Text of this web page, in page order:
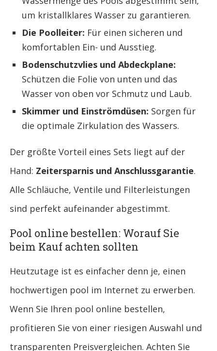
um kristallklares Wasser zu garantieren.
Die Poolleiter: Für einen sicheren und
komfortablen Ein- und Ausstieg.
Bodenschutzvlies und Abdeckplane:
Schützen die Folie von unten und das
Wasser von oben vor Schmutz und Laub.
Skimmer und Einströmdüsen: Sorgen für
die optimale Zirkulation des Wassers.
Der größte Vorteil eines Sets liegt auf der
Hand: Zeitersparnis und Anschlussgarantie.
Alle Schläuche, Ventile und Filterleistungen
sind perfekt aufeinander abgestimmt.
Pool online bestellen: Worauf Sie
beim Kauf achten sollten
Heutzutage ist es einfacher denn je, einen
hochwertigen pool im Internet zu erwerben.
Wenn Sie Ihren pool online bestellen,
profitieren Sie von einer riesigen Auswahl und
transparenten Preisvergleichen. Achten Sie